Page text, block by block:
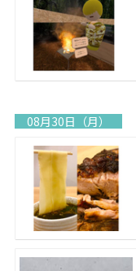
08月30日（月）